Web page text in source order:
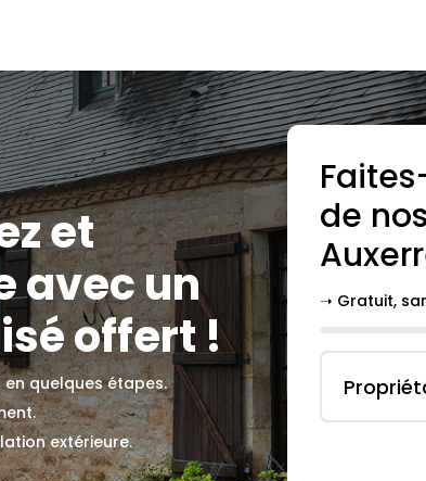
et
avec un
offert !
quelques étapes.
extérieure.
de
➝ Gratuit,